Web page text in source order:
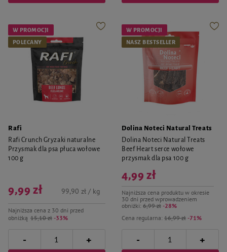
W PROMOCJI
POLECANY
Rafi
Rafi Crunch Gryzaki naturalne
Przysmak dla psa płuca wołowe
100 g
Najniższa cena z 30 dni przed
obniżką 15,10 zł -33%
9,99 zł 99,90 zł / kg
- +
W PROMOCJI
NASZ BESTSELLER
Dolina Noteci Natural Treats
Dolina Noteci Natural Treats
Beef Heart serce wołowe
przysmak dla psa 100 g
Cena regularna: 16,99 zł -71%
4,99 zł
Najniższa cena produktu w okresie
30 dni przed wprowadzeniem
obniżki: 6,99 zł -28%
- +